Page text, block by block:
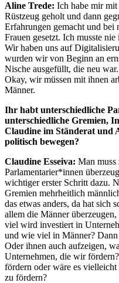
Aline Trede: Ich habe mir
Rüstzeug geholt und dann
Erfahrungen gemacht und bei
Frauen gesetzt. Ich musste
Wir haben uns auf
wurden wir von Beginn an
Nische ausgefüllt, die neu
Okay, wir müssen mit ihnen
Männer.
Ihr habt unterschiedliche
unterschiedliche Gremien,
Claudine im Ständerat und
politisch bewegen?
Claudine Esseiva: Man muss
Parlamentarier*innen
wichtiger erster Schritt dazu.
Gremien mehrheitlich
das etwas anders, da hat sich
allem die Männer
viel wird investiert in
und wie viel in Männer?
Oder ihnen auch aufzeigen,
Unternehmen, die wir
fördern oder wäre es
zu fördern?